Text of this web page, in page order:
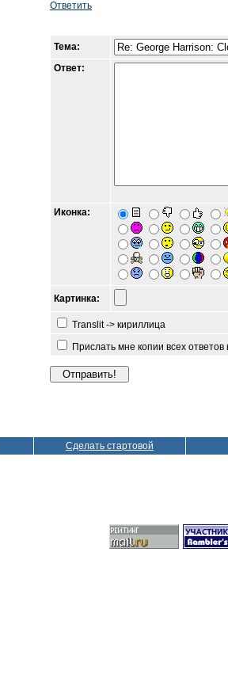
Ответить
Тема:
Ответ:
Иконка:
Картинка:
Translit -> кириллица
Прислать мне копии всех
Сделать стартовой